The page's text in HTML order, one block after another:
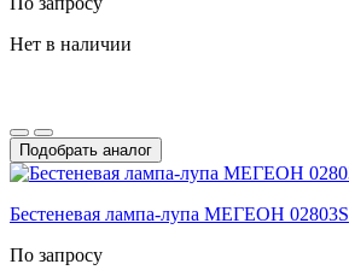
Нет в наличии
Подобрать аналог
Бестеневая лампа-лупа МЕГЕОН 02803S
По запросу